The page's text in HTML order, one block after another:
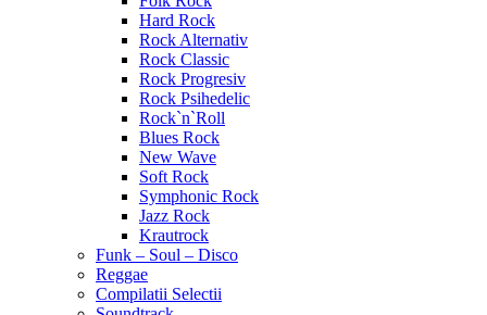
Hard Rock
Rock Alternativ
Rock Classic
Rock Progresiv
Rock Psihedelic
Rock`n`Roll
Blues Rock
New Wave
Soft Rock
Symphonic Rock
Jazz Rock
Krautrock
Funk – Soul – Disco
Reggae
Compilatii Selectii